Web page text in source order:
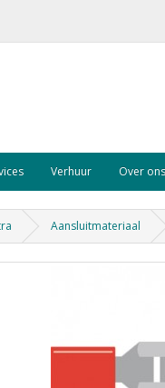
Verhuur Over ons
Aansluitmateriaal